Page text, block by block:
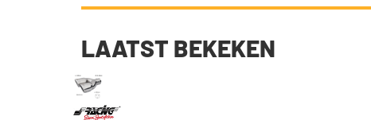
LAATST BEKEKEN